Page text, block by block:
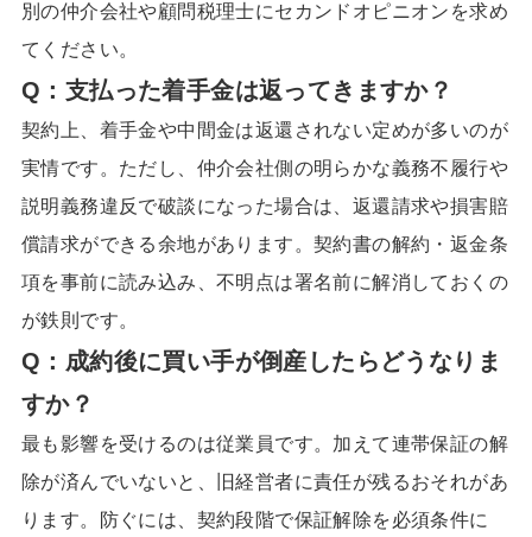
別の仲介会社や顧問税理士にセカンドオピニオンを求め
てください。
Q：支払った着手金は返ってきますか？
契約上、着手金や中間金は返還されない定めが多いのが
実情です。ただし、仲介会社側の明らかな義務不履行や
説明義務違反で破談になった場合は、返還請求や損害賠
償請求ができる余地があります。契約書の解約・返金条
項を事前に読み込み、不明点は署名前に解消しておくの
が鉄則です。
Q：成約後に買い手が倒産したらどうなりま
すか？
最も影響を受けるのは従業員です。加えて連帯保証の解
除が済んでいないと、旧経営者に責任が残るおそれがあ
ります。防ぐには、契約段階で保証解除を必須条件に